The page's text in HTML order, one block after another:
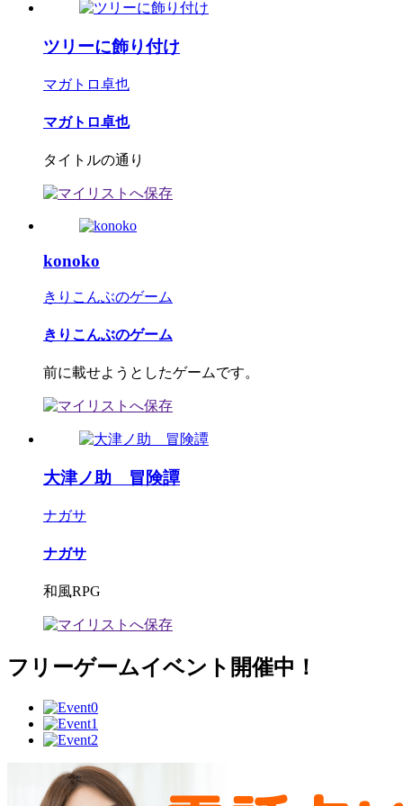
ツリーに飾り付け
マガトロ卓也
マガトロ卓也
タイトルの通り
konoko
きりこんぶのゲーム
きりこんぶのゲーム
前に載せようとしたゲームです。
大津ノ助 冒険譚
ナガサ
ナガサ
和風RPG
フリーゲームイベント開催中！